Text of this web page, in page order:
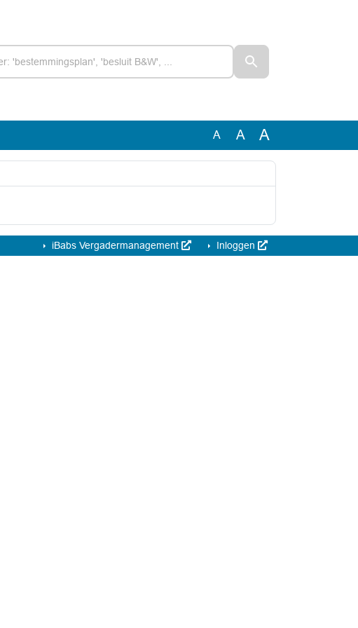
A A A
iBabs Vergadermanagement Inloggen